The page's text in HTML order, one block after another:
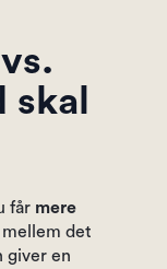
får mere
det
giver en